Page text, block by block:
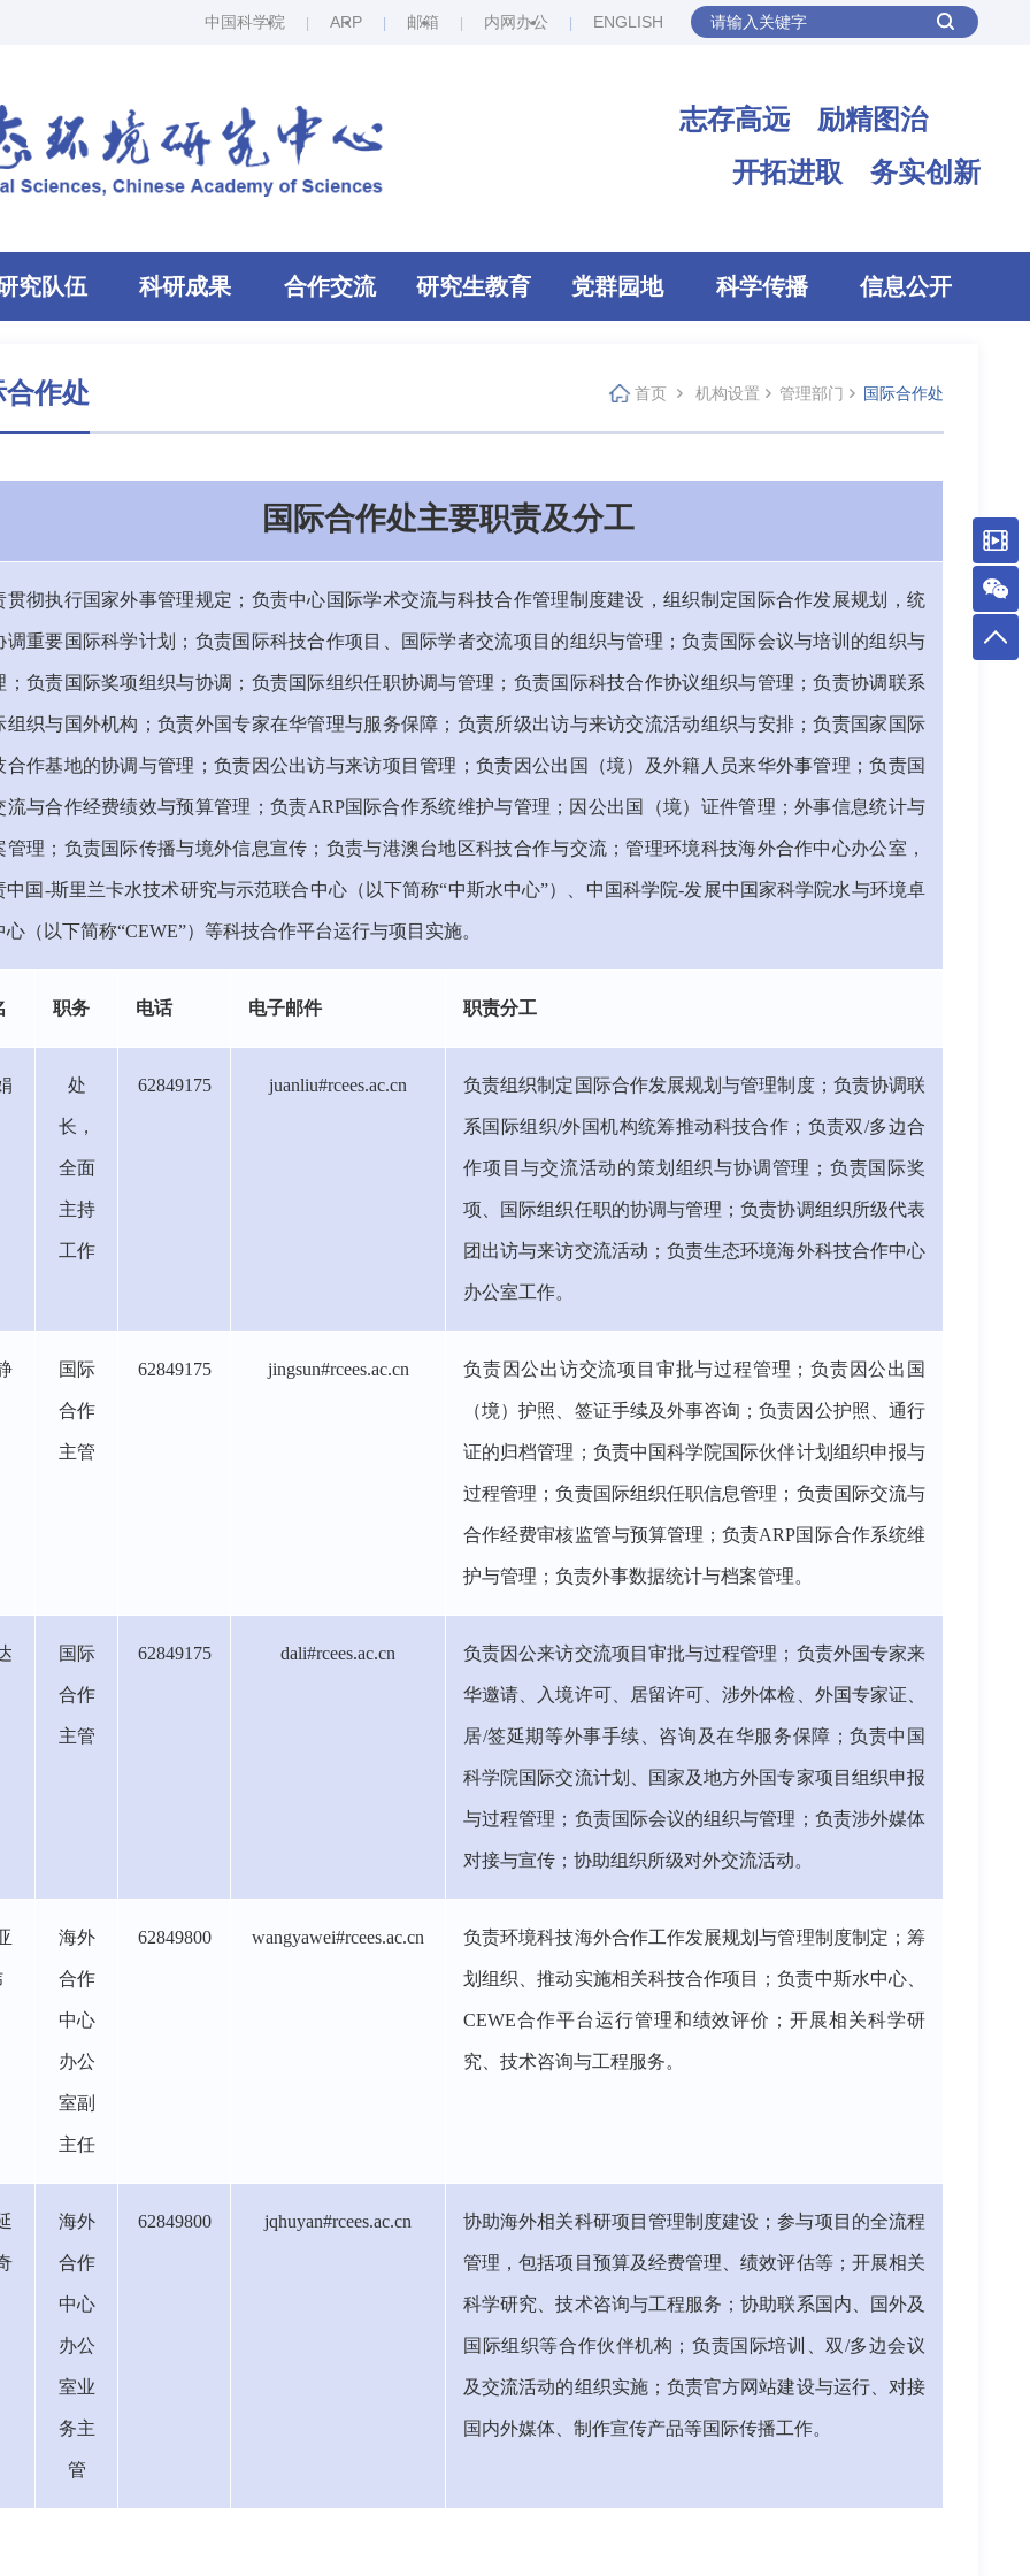
中国科学院 ARP 邮箱 内网办公 ENGLISH
志存高远 励精图治
开拓进取 务实创新
究队伍 科研成果 合作交流 研究生教育 党群园地 科学传播 信息公开
合作处 首页 机构设置 管理部门 国际合作处
国际合作处主要职责及分工
贯彻执行国家外事管理规定；负责中心国际学术交流与科技合作管理制度建设，组织制定国际合作发展规划，统
调重要国际科学计划；负责国际科技合作项目、国际学者交流项目的组织与管理；负责国际会议与培训的组织与
；负责国际奖项组织与协调；负责国际组织任职协调与管理；负责国际科技合作协议组织与管理；负责协调联系
组织与国外机构；负责外国专家在华管理与服务保障；负责所级出访与来访交流活动组织与安排；负责国家国际
合作基地的协调与管理；负责因公出访与来访项目管理；负责因公出国（境）及外籍人员来华外事管理；负责国
流与合作经费绩效与预算管理；负责ARP国际合作系统维护与管理；因公出国（境）证件管理；外事信息统计与
管理；负责国际传播与境外信息宣传；负责与港澳台地区科技合作与交流；管理环境科技海外合作中心办公室，
中国-斯里兰卡水技术研究与示范联合中心（以下简称“中斯水中心”）、中国科学院-发展中国家科学院水与环境卓
心（以下简称“CEWE”）等科技合作平台运行与项目实施。
职务 电话 电子邮件 职责分工
处
长，
全面
主持
工作
62849175 juanliu#rcees.ac.cn 负责组织制定国际合作发展规划与管理制度；负责协调联
系国际组织/外国机构统筹推动科技合作；负责双/多边合
作项目与交流活动的策划组织与协调管理；负责国际奖
项、国际组织任职的协调与管理；负责协调组织所级代表
团出访与来访交流活动；负责生态环境海外科技合作中心
办公室工作。
国际
合作
主管
62849175 jingsun#rcees.ac.cn 负责因公出访交流项目审批与过程管理；负责因公出国
（境）护照、签证手续及外事咨询；负责因公护照、通行
证的归档管理；负责中国科学院国际伙伴计划组织申报与
过程管理；负责国际组织任职信息管理；负责国际交流与
合作经费审核监管与预算管理；负责ARP国际合作系统维
护与管理；负责外事数据统计与档案管理。
国际
合作
主管
62849175 dali#rcees.ac.cn 负责因公来访交流项目审批与过程管理；负责外国专家来
华邀请、入境许可、居留许可、涉外体检、外国专家证、
居/签延期等外事手续、咨询及在华服务保障；负责中国
科学院国际交流计划、国家及地方外国专家项目组织申报
与过程管理；负责国际会议的组织与管理；负责涉外媒体
对接与宣传；协助组织所级对外交流活动。
海外
合作
中心
办公
室副
主任
62849800 wangyawei#rcees.ac.cn 负责环境科技海外合作工作发展规划与管理制度制定；筹
划组织、推动实施相关科技合作项目；负责中斯水中心、
CEWE合作平台运行管理和绩效评价；开展相关科学研
究、技术咨询与工程服务。
海外
合作
中心
办公
室业
务主
管
62849800 jqhuyan#rcees.ac.cn 协助海外相关科研项目管理制度建设；参与项目的全流程
管理，包括项目预算及经费管理、绩效评估等；开展相关
科学研究、技术咨询与工程服务；协助联系国内、国外及
国际组织等合作伙伴机构；负责国际培训、双/多边会议
及交流活动的组织实施；负责官方网站建设与运行、对接
国内外媒体、制作宣传产品等国际传播工作。